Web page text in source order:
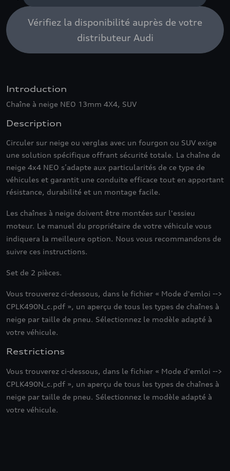
Vérifiez la disponibilité auprès de votre
distributeur Audi
Introduction
Chaîne à neige NEO 13mm 4X4, SUV
Description
Circuler sur neige ou verglas avec un fourgon ou SUV exige
une solution spécifique offrant sécurité totale. La chaîne de
neige 4x4 NEO s’adapte aux particularités de ce type de
véhicules et garantit une conduite efficace tout en apportant
résistance, durabilité et un montage facile.
Les chaînes à neige doivent être montées sur l'essieu
moteur. Le manuel du propriétaire de votre véhicule vous
indiquera la meilleure option. Nous vous recommandons de
suivre ces instructions.
Set de 2 pièces.
Vous trouverez ci-dessous, dans le fichier « Mode d'emloi -->
CPLK490N_c.pdf », un aperçu de tous les types de chaînes à
neige par taille de pneu. Sélectionnez le modèle adapté à
votre véhicule.
Restrictions
Vous trouverez ci-dessous, dans le fichier « Mode d'emloi -->
CPLK490N_c.pdf », un aperçu de tous les types de chaînes à
neige par taille de pneu. Sélectionnez le modèle adapté à
votre véhicule.